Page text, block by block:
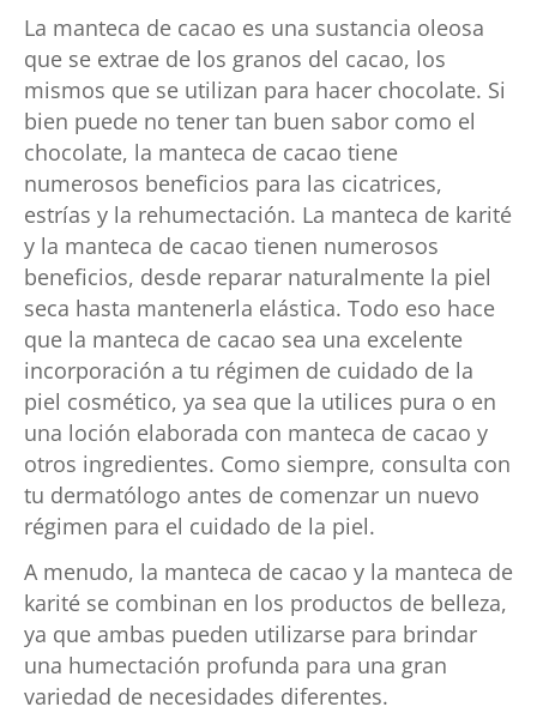
La manteca de cacao es una sustancia oleosa
que se extrae de los granos del cacao, los
mismos que se utilizan para hacer chocolate. Si
bien puede no tener tan buen sabor como el
chocolate, la manteca de cacao tiene
numerosos beneficios para las cicatrices,
estrías y la rehumectación. La manteca de karité
y la manteca de cacao tienen numerosos
beneficios, desde reparar naturalmente la piel
seca hasta mantenerla elástica. Todo eso hace
que la manteca de cacao sea una excelente
incorporación a tu régimen de cuidado de la
piel cosmético, ya sea que la utilices pura o en
una loción elaborada con manteca de cacao y
otros ingredientes. Como siempre, consulta con
tu dermatólogo antes de comenzar un nuevo
régimen para el cuidado de la piel.
A menudo, la manteca de cacao y la manteca de
karité se combinan en los productos de belleza,
ya que ambas pueden utilizarse para brindar
una humectación profunda para una gran
variedad de necesidades diferentes.